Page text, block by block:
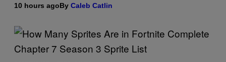
10 hours agoBy Caleb Catlin